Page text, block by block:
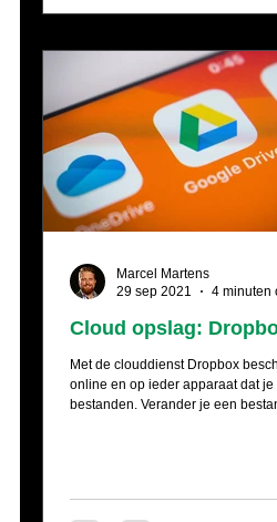
Cloud opslag:
Met de clouddienst Dropbox
online en op ieder apparaat dat je
bestanden. Verander je een
Marcel Martens
29 sep 2021
4 minuten